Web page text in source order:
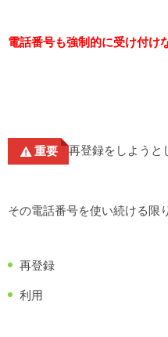
電話番号も強制的に受け付け
重要 再登録をしようと
その電話番号を使い続ける限
再登録
利用